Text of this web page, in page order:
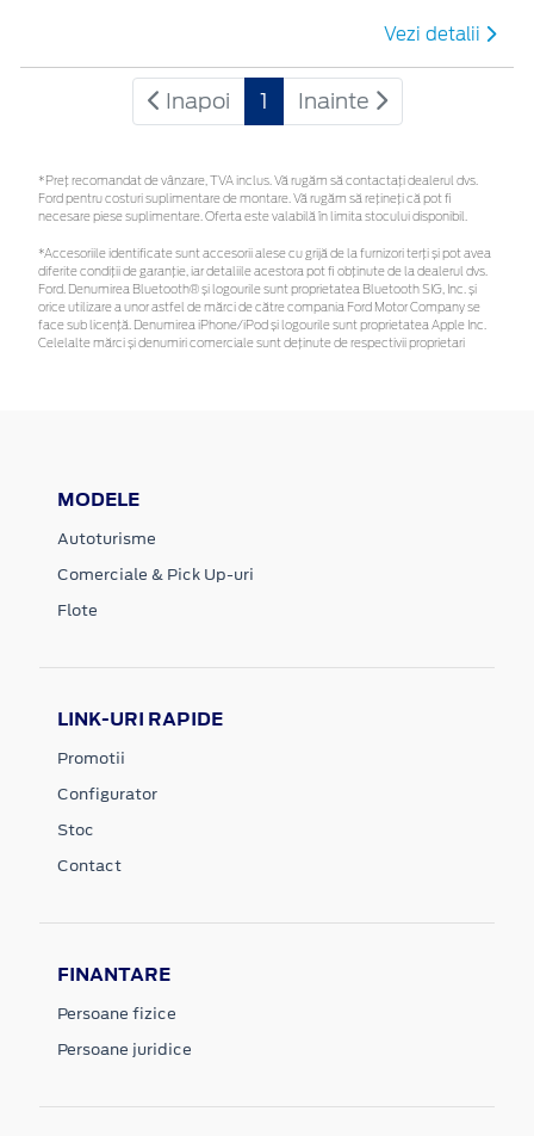
Vezi detalii
Inapoi 1 Inainte
*Preţ recomandat de vânzare, TVA inclus. Vă rugăm să contactaţi dealerul dvs.
Ford pentru costuri suplimentare de montare. Vă rugăm să rețineți că pot fi
necesare piese suplimentare. Oferta este valabilă în limita stocului disponibil.
*Accesoriile identificate sunt accesorii alese cu grijă de la furnizori terți și pot avea
diferite condiții de garanție, iar detaliile acestora pot fi obținute de la dealerul dvs.
Ford. Denumirea Bluetooth® și logourile sunt proprietatea Bluetooth SIG, Inc. și
orice utilizare a unor astfel de mărci de către compania Ford Motor Company se
face sub licență. Denumirea iPhone/iPod și logourile sunt proprietatea Apple Inc.
Celelalte mărci și denumiri comerciale sunt deținute de respectivii proprietari
MODELE
Autoturisme
Comerciale & Pick Up-uri
Flote
LINK-URI RAPIDE
Promotii
Configurator
Stoc
Contact
FINANTARE
Persoane fizice
Persoane juridice